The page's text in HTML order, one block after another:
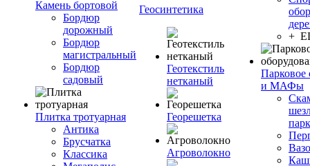
Камень бортовой
Бордюр
дорожный
Бордюр
магистральный
Бордюр
садовый
Плитка тротуарная
Антика
Брусчатка
Классика
Геосинтетика
Геотекстиль
нетканый
Георешетка
Агроволокно
+
Парковое
и МАФы